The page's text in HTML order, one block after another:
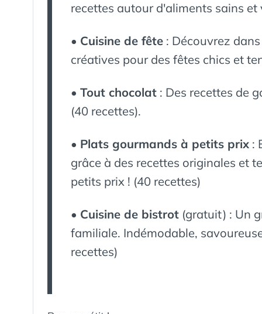
recettes autour d'aliments sains et
• Cuisine de fête : Découvrez
créatives pour des fêtes chics et
• Tout chocolat : Des recettes de
(40 recettes).
• Plats gourmands à petits prix :
grâce à des recettes originales et
petits prix ! (40 recettes)
• Cuisine de bistrot (gratuit) : Un
familiale. Indémodable,
recettes)